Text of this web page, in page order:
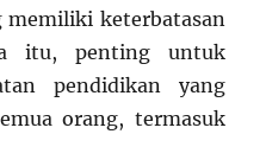
memiliki keterbatasan
itu, penting untuk
pendidikan yang
orang, termasuk